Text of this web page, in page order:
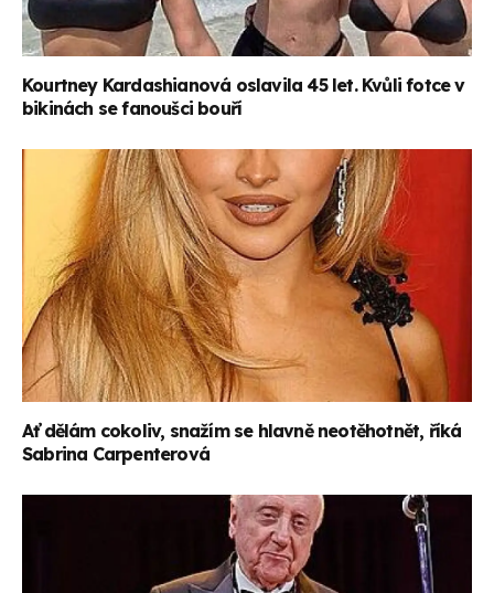
Kourtney Kardashianová oslavila 45 let. Kvůli fotce v
bikinách se fanoušci bouří
Ať dělám cokoliv, snažím se hlavně neotěhotnět, říká
Sabrina Carpenterová